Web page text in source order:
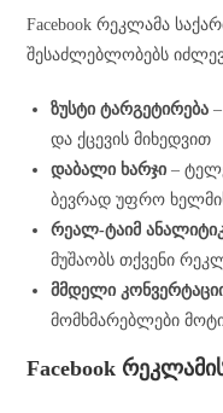
Facebook რეკლამა
შესაძლებლობებს
ზუსტი ტარგეტირება
და ქცევის მიხედვით
დაბალი ხარჯი –
ბევრად უფრო
რეალ-ტაიმ
მუშაობს თქვენი
მმდელი
მომხმარებლები
Facebook